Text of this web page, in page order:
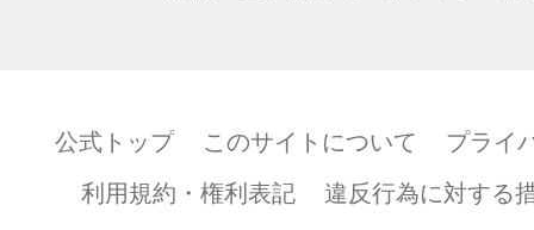
公式トップ このサイトについて
プライ
利用規約・権利表記
違反行為に対する